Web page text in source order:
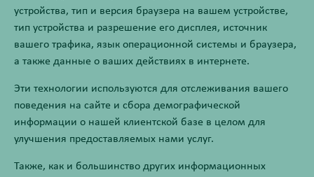
устройства, тип и версия браузера на вашем устройстве,
тип устройства и разрешение его дисплея, источник
вашего трафика, язык операционной системы и браузера,
а также данные о ваших действиях в интернете.
Эти технологии используются для отслеживания вашего
поведения на сайте и сбора демографической
информации о нашей клиентской базе в целом для
улучшения предоставляемых нами услуг.
Также, как и большинство других информационных